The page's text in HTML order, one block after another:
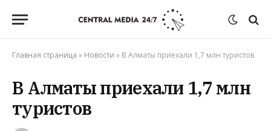
Главная страница » Новости » В Алматы приехали 1,7 млн туристов
В Алматы приехали 1,7 млн
туристов